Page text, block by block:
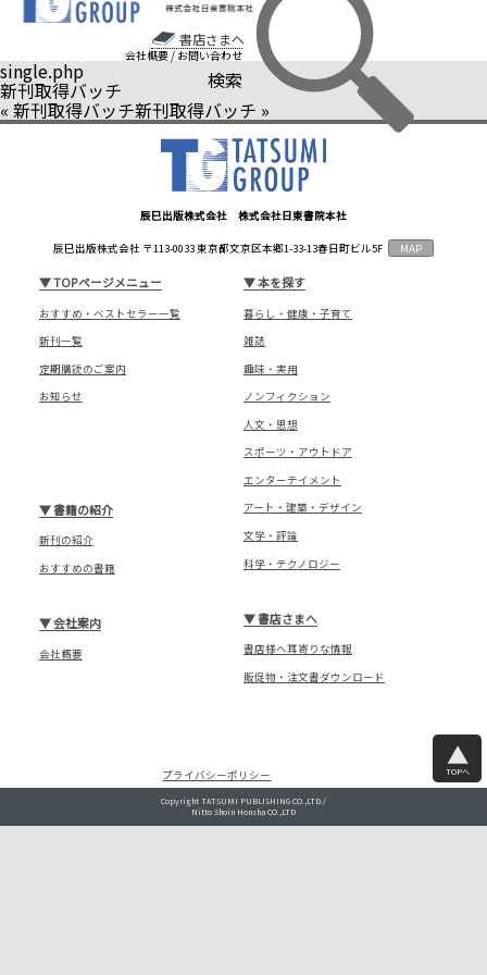
書店さまへ
会社概要 / お問い合わせ
検索
single.php
新刊取得バッチ
« 新刊取得バッチ新刊取得バッチ »
辰巳出版株式会社 株式会社日東書院本社
辰巳出版株式会社 〒113-0033 東京都文京区本郷1-33-13春日町ビル5F MAP
▼TOPページメニュー
おすすめ・ベストセラー一覧
新刊一覧
定期購読のご案内
お知らせ
▼本を探す
暮らし・健康・子育て
雑誌
趣味・実用
ノンフィクション
人文・思想
スポーツ・アウトドア
エンターテイメント
アート・建築・デザイン
文学・評論
科学・テクノロジー
▼書籍の紹介
新刊の紹介
おすすめの書籍
▼書店さまへ
書店様へ耳寄りな情報
販促物・注文書ダウンロード
▼会社案内
会社概要
プライバシーポリシー TOPへ
Copyright TATSUMI PUBLISHING CO.,LTD./
Nitto Shoin Honsha CO.,LTD